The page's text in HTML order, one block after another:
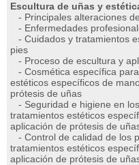
Escultura de uñas y
- Principales alteraciones
- Enfermedades
- Cuidados y tratamientos
pies
- Proceso de escultura y
- Cosmética específica
estéticos específicos de
prótesis de uñas
- Seguridad e higiene en
tratamientos estéticos
aplicación de prótesis de
- Control de calidad de los
tratamientos estéticos
aplicación de prótesis de